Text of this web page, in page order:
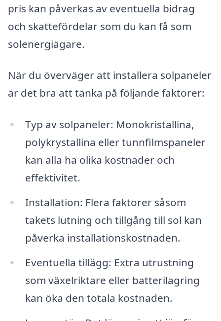
pris kan påverkas av eventuella bidrag
och skattefördelar som du kan få som
solenergiägare.
När du överväger att installera solpaneler
är det bra att tänka på följande faktorer:
Typ av solpaneler: Monokristallina,
polykrystallina eller tunnfilmspaneler
kan alla ha olika kostnader och
effektivitet.
Installation: Flera faktorer såsom
takets lutning och tillgång till sol kan
påverka installationskostnaden.
Eventuella tillägg: Extra utrustning
som växelriktare eller batterilagring
kan öka den totala kostnaden.